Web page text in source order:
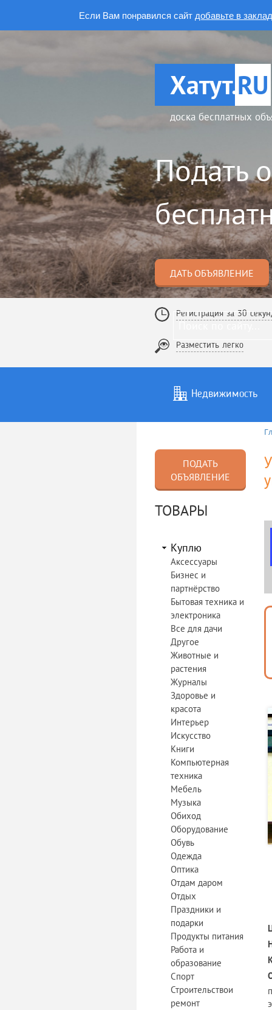
Если Вам понравился сайт добавьте в
Хатут.RU
доска бесплатных
Подать
ДАТЬ ОБЪЯВЛЕНИЕ
Регистрация за 30
Разместить легко
Недвижимость
Услуги
ПОДАТЬ
ОБЪЯВЛЕНИЕ
ТОВАРЫ
Куплю
Аксессуары
Бизнес и
партнёрство
Бытовая техника и
электроника
Все для дачи
Другое
Животные и
растения
Журналы
Здоровье и
красота
Интерьер
Искусство
Книги
Компьютерная
техника
Мебель
Музыка
Обиход
Оборудование
Обувь
Одежда
Оптика
Отдам даром
Отдых
Праздники и
подарки
Продукты питания
Работа и
образование
Спорт
Строительствои
ремонт